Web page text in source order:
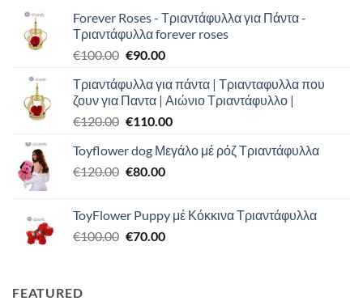
Forever Roses - Τριαντάφυλλα για Πάντα -
Τριαντάφυλλα forever roses
€100.00 Original
was:
€100.00.
€90.00Η
τιμή
είναι:
€90.00.
Τριαντάφυλλα για πάντα | Τριανταφυλλα που
ζουν για Παντα | Αιώνιο Τριαντάφυλλο |
€120.00 Original
was:
€120.00.
€110.00Η
τιμή
Toyflower dog Μεγάλο μέ ρόζ Τριαντάφυλλα
€120.00 Original
€120.00.
€80.00Η
είναι:
€80.00.
ToyFlower Puppy μέ Κόκκινα Τριαντάφυλλα
€100.00 Original
€70.00Η
FEATURED